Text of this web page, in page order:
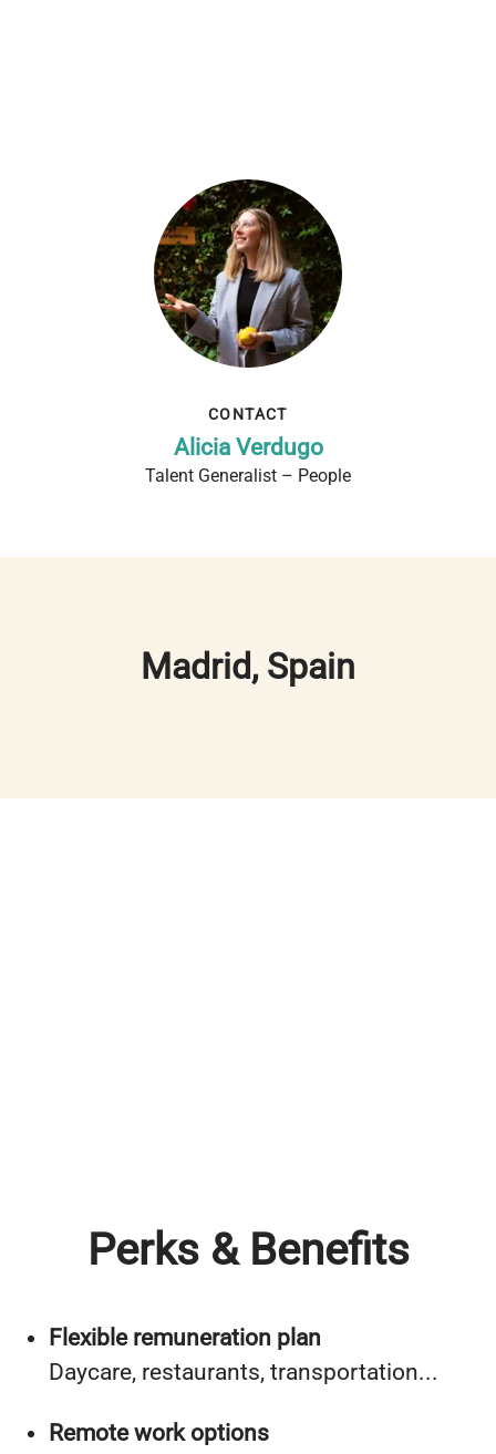
CONTACT
Alicia Verdugo
Talent Generalist – People
Madrid, Spain
Perks & Benefits
Flexible remuneration plan
Daycare, restaurants, transportation...
Remote work options